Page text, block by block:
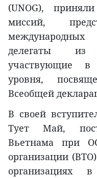
(UNOG),
миссий,
делегаты из
участвующие в
уровня,
Всеобщей
В своей
Тует Май,
Вьетнама при
организации
организациях